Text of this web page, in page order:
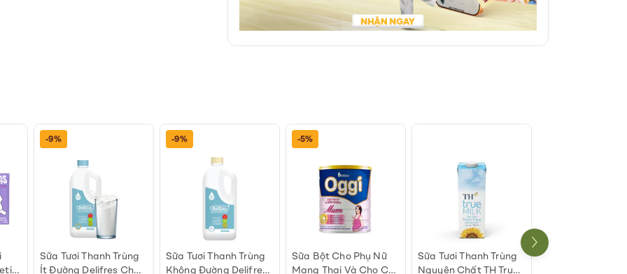
-9%
Sữa Tươi Thanh Trùng
Ít Đường Delifres Chai
-9%
Sữa Tươi Thanh Trùng
Không Đường Delifres
-5%
Sữa Bột Cho Phụ Nữ
Mang Thai Và Cho Con
Sữa Tươi Thanh Trùng
Nguyên Chất TH True
Sữa Đặc Có